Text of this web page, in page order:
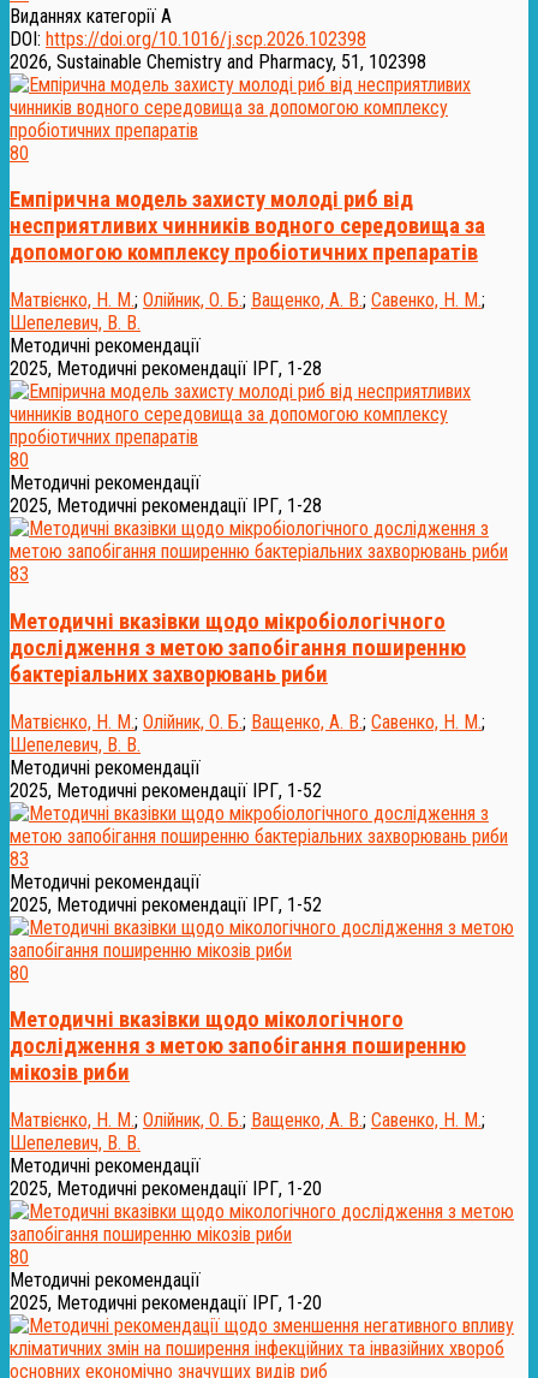
Виданнях категорії А
DOI: https://doi.org/10.1016/j.scp.2026.102398
2026, Sustainable Chemistry and Pharmacy, 51, 102398
80
Емпірична модель захисту молоді риб від
несприятливих чинників водного середовища за
допомогою комплексу пробіотичних препаратів
Матвієнко, Н. М.; Олійник, О. Б.; Ващенко, А. В.; Савенко, Н. М.;
Шепелевич, В. В.
Методичні рекомендації
2025, Методичні рекомендації ІРГ, 1-28
80
Методичні рекомендації
2025, Методичні рекомендації ІРГ, 1-28
83
Методичні вказівки щодо мікробіологічного
дослідження з метою запобігання поширенню
бактеріальних захворювань риби
Матвієнко, Н. М.; Олійник, О. Б.; Ващенко, А. В.; Савенко, Н. М.;
Шепелевич, В. В.
Методичні рекомендації
2025, Методичні рекомендації ІРГ, 1-52
83
Методичні рекомендації
2025, Методичні рекомендації ІРГ, 1-52
80
Методичні вказівки щодо мікологічного
дослідження з метою запобігання поширенню
мікозів риби
Матвієнко, Н. М.; Олійник, О. Б.; Ващенко, А. В.; Савенко, Н. М.;
Шепелевич, В. В.
Методичні рекомендації
2025, Методичні рекомендації ІРГ, 1-20
80
Методичні рекомендації
2025, Методичні рекомендації ІРГ, 1-20